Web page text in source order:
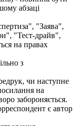
абзаці
"Заява",
"Тест-драйв",
на правах
з
чи наступне
на
забороняється.
є автор